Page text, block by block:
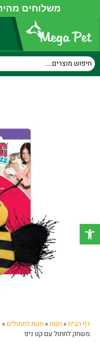
פתח סרגל נגישות
משלוחים
דף הבית»חנות»חנות לחתולים »
משחק לחתול עם קט ניפ